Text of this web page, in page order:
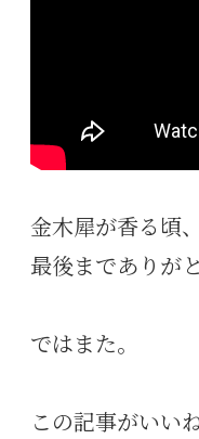
金木犀が香る頃
最後までありが
ではまた。
この記事がいい